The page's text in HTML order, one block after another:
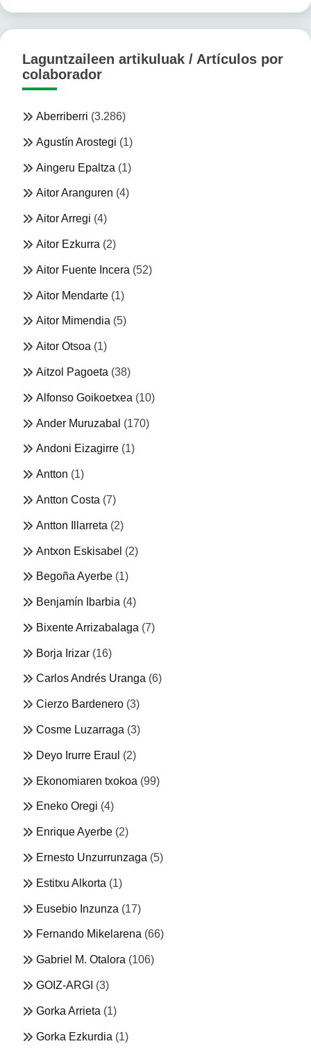
Laguntzaileen artikuluak / Artículos por
colaborador
Aberriberri (3.286)
Agustín Arostegi (1)
Aingeru Epaltza (1)
Aitor Aranguren (4)
Aitor Arregi (4)
Aitor Ezkurra (2)
Aitor Fuente Incera (52)
Aitor Mendarte (1)
Aitor Mimendia (5)
Aitor Otsoa (1)
Aitzol Pagoeta (38)
Alfonso Goikoetxea (10)
Ander Muruzabal (170)
Andoni Eizagirre (1)
Antton (1)
Antton Costa (7)
Antton Illarreta (2)
Antxon Eskisabel (2)
Begoña Ayerbe (1)
Benjamín Ibarbia (4)
Bixente Arrizabalaga (7)
Borja Irizar (16)
Carlos Andrés Uranga (6)
Cierzo Bardenero (3)
Cosme Luzarraga (3)
Deyo Irurre Eraul (2)
Ekonomiaren txokoa (99)
Eneko Oregi (4)
Enrique Ayerbe (2)
Ernesto Unzurrunzaga (5)
Estitxu Alkorta (1)
Eusebio Inzunza (17)
Fernando Mikelarena (66)
Gabriel M. Otalora (106)
GOIZ-ARGI (3)
Gorka Arrieta (1)
Gorka Ezkurdia (1)